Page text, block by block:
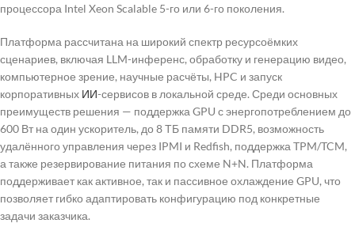
процессора Intel Xeon Scalable 5-го или 6-го поколения.
Платформа рассчитана на широкий спектр ресурсоёмких
сценариев, включая LLM-инференс, обработку и генерацию видео,
компьютерное зрение, научные расчёты, HPC и запуск
корпоративных ИИ-сервисов в локальной среде. Среди основных
преимуществ решения — поддержка GPU с энергопотреблением до
600 Вт на один ускоритель, до 8 ТБ памяти DDR5, возможность
удалённого управления через IPMI и Redfish, поддержка TPM/TCM,
а также резервирование питания по схеме N+N. Платформа
поддерживает как активное, так и пассивное охлаждение GPU, что
позволяет гибко адаптировать конфигурацию под конкретные
задачи заказчика.